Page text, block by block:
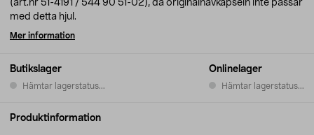
Butikslager
Hämtar lagerstatus...
Onlinelager
Hämtar lagerstatus...
(art.nr 51-4191 / 544 90 51-02), då originalnavkapseln inte passar
med detta hjul.
Mer information
Produktinformation